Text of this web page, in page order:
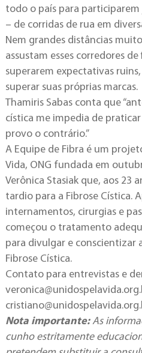
todo o país para
– de corridas de rua em
Nem grandes distâncias
assustam esses corredores
superarem expectativas
superar suas próprias marcas.
Thamiris Sabas conta que
cística me impedia de
provo o contrário.”
A Equipe de Fibra é um
Vida, ONG fundada em
Verônica Stasiak que, aos 23
tardio para a Fibrose Cística.
internamentos, cirurgias e
começou o tratamento
para divulgar e conscientizar
Fibrose Cística.
Contato para entrevistas e
Nota importante:As
cunho estritamente